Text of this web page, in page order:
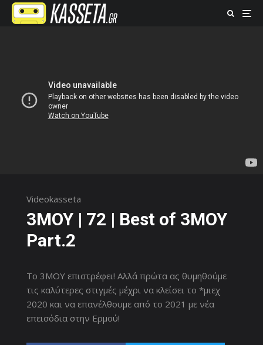
Videokasseta
3ΜΟΥ | 72 | Best of 3MOY
Part.2
To 3MOY επιστρέφει! Αλλά πρώτα ας θυμηθούμε
τις καλύτερες στιγμές μέχρι να κλείσει το *μιεχ
2020 και να επανέλθουμε από το 2021 με νέα
επεισόδια στην Ερμού!